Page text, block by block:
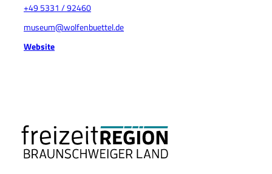
+49 5331 / 92460
museum@wolfenbuettel.de
Website